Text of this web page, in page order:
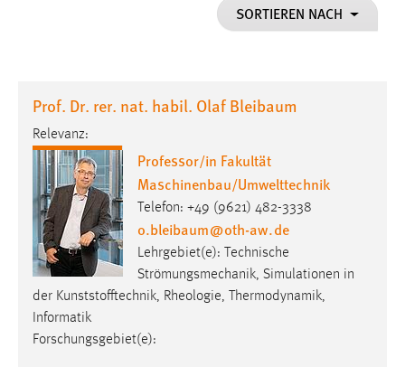
SORTIEREN NACH
Prof. Dr. rer. nat. habil. Olaf Bleibaum
Relevanz:
Professor/in Fakultät
Maschinenbau/Umwelttechnik
Telefon: +49 (9621) 482-3338
o.bleibaum@oth-aw.de
Lehrgebiet(e): Technische
Strömungsmechanik, Simulationen in
der Kunststofftechnik, Rheologie, Thermodynamik,
Informatik
Forschungsgebiet(e):
Dieser Cookie speichert die ausgewählten Einverständnis-
Performance
Name:
staticfilecache
Zweck:
Für performante Seitenauslieferung wird in diesem Cookie
gespeichert, ob man eingeloggt ist.
Sprachpräferenz